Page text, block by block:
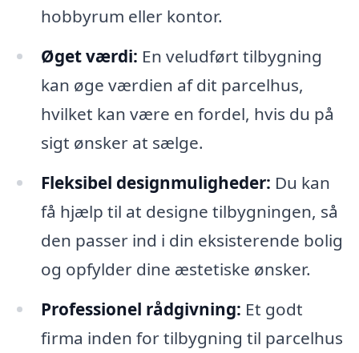
hobbyrum eller kontor.
Øget værdi: En veludført tilbygning
kan øge værdien af dit parcelhus,
hvilket kan være en fordel, hvis du på
sigt ønsker at sælge.
Fleksibel designmuligheder: Du kan
få hjælp til at designe tilbygningen, så
den passer ind i din eksisterende bolig
og opfylder dine æstetiske ønsker.
Professionel rådgivning: Et godt
firma inden for tilbygning til parcelhus